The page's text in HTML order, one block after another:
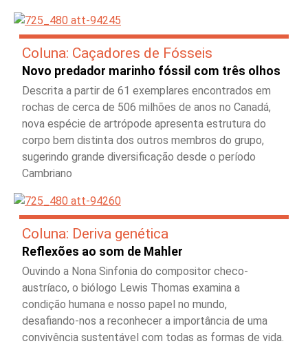
Coluna: Caçadores de Fósseis
Novo predador marinho fóssil com três olhos
Descrita a partir de 61 exemplares encontrados em
rochas de cerca de 506 milhões de anos no Canadá,
nova espécie de artrópode apresenta estrutura do
corpo bem distinta dos outros membros do grupo,
sugerindo grande diversificação desde o período
Cambriano
Coluna: Deriva genética
Reflexões ao som de Mahler
Ouvindo a Nona Sinfonia do compositor checo-
austríaco, o biólogo Lewis Thomas examina a
condição humana e nosso papel no mundo,
desafiando-nos a reconhecer a importância de uma
convivência sustentável com todas as formas de vida.